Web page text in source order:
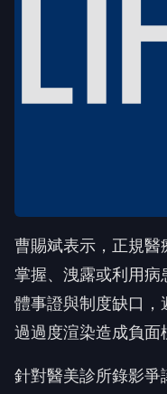
曹賜斌表示，正規醫
掌握、洩露或利用
體事證與制度缺口，
過過度渲染造成負面
針對醫美診所錄影